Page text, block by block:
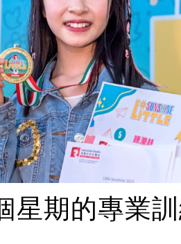
星期的專業